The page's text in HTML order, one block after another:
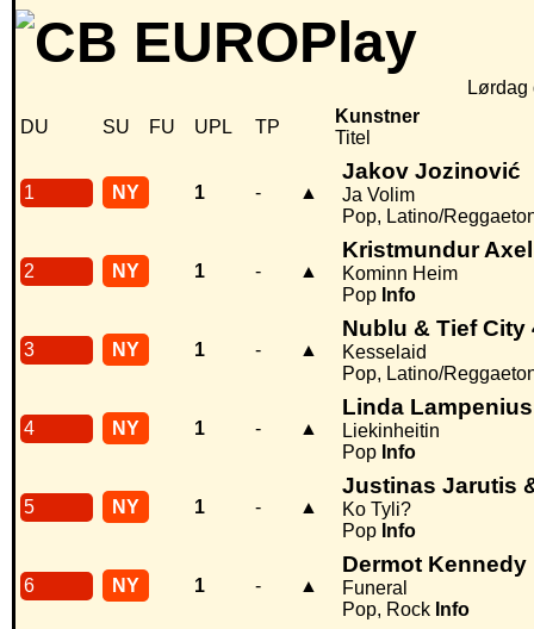
DU
SU FU UPL TP
Kunstner
Titel
1 NY 1 - ▲
Jakov Jozinović
Ja Volim
Pop, Latino/
2 NY 1 - ▲
Kristmundur
Kominn Heim
Pop Info
3 NY 1 - ▲
Nublu & Tief City
Kesselaid
Pop, Latino/
4 NY 1 - ▲
Linda
Liekinheitin
Pop Info
5 NY 1 - ▲
Justinas Jarutis
Ko Tyli?
Pop Info
6 NY 1 - ▲
Dermot Kennedy
Funeral
Pop, Rock Info